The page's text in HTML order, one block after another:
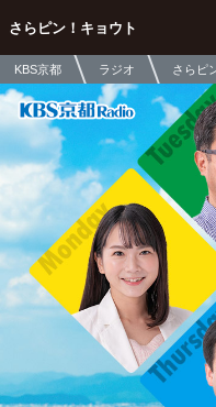
さらピン！キョウト
KBS京都 ラジオ さらピ